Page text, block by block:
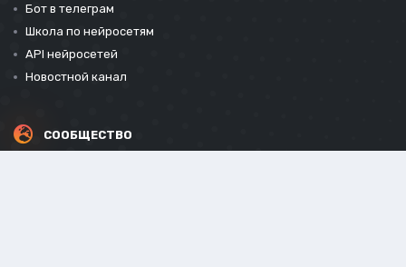
Бот в телеграм
Школа по нейросетям
API нейросетей
Новостной канал
СООБЩЕСТВО